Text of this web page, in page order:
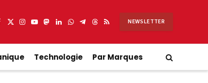
X
Instagram
YouTubeMastodon
LinkedInWhatsApp
Partager
Telegram
Threads
RSS NEWSLETTER
Technologie Par Marques